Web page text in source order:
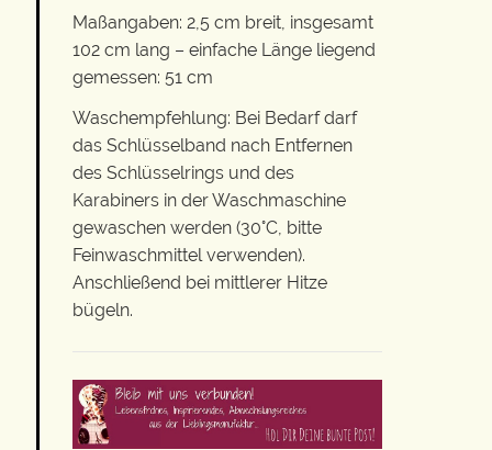
Maßangaben: 2,5 cm breit, insgesamt
102 cm lang – einfache Länge liegend
gemessen: 51 cm
Waschempfehlung: Bei Bedarf darf
das Schlüsselband nach Entfernen
des Schlüsselrings und des
Karabiners in der Waschmaschine
gewaschen werden (30°C, bitte
Feinwaschmittel verwenden).
Anschließend bei mittlerer Hitze
bügeln.